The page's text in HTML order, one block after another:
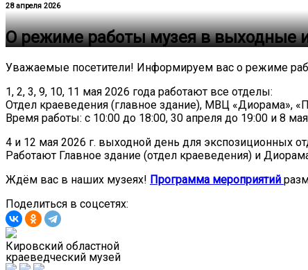
28 апреля 2026
О режиме работы музея в выходные
Уважаемые посетители! Информируем вас о режиме
1, 2, 3, 9, 10, 11 мая 2026 года работают все отделы:
Отдел краеведения (главное здание), МВЦ «Диорама»,
Время работы: с 10:00 до 18:00, 30 апреля до 19:00 и 8
4 и 12 мая 2026 г. выходной день для экспозиционных
Работают Главное здание (отдел краеведения) и
Ждём вас в наших музеях! Программа мероприятий
Поделиться в соцсетях:
Кировский областной
краеведческий музей